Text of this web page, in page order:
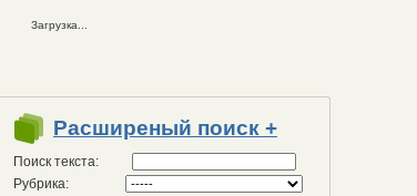
Загрузка...
Расширеный поиск +
Поиск текста:
Рубрика: